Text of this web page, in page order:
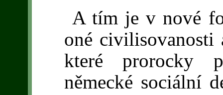
A tím je v nové
oné
které prorocky
německé sociální